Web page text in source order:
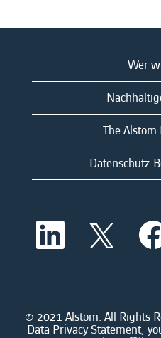
Wer
The
Datenschutz-
W
r
e
i
W
i
r
e
W
e
i
© 2021 Alstom. All Rights
Data Privacy Statement,